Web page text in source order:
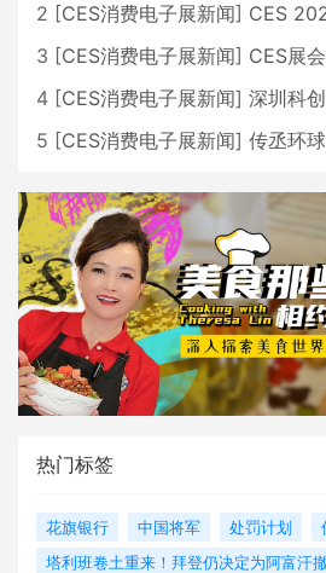
2 [CES消费电子展新闻] CES 2026 具
3 [CES消费电子展新闻] CES展会今日落
4 [CES消费电子展新闻] 深圳科创学
5 [CES消费电子展新闻] 传丞环球与玺
热门标签
花旗银行 中国将军 处罚计划
塔利班卷土重来！拜登仍决定为阿富汗